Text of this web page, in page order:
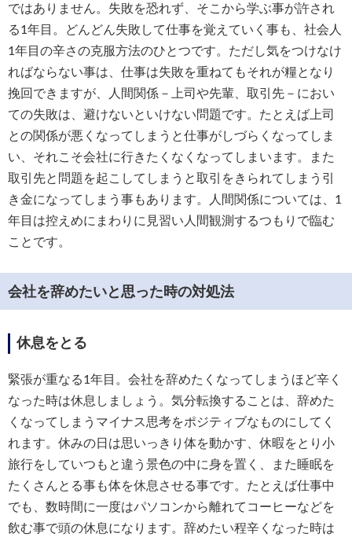
ではありません。失敗を恐れず、そこから学ぶ事が許され
る1年目。どんどん失敗して仕事を覚えていく事も、社会人
1年目の辛さの克服方法のひとつです。ただし気をつけなけ
ればならない事は、仕事は失敗を重ねてもそれが糧となり
挽回できますが、人間関係－上司や先輩、取引先－におい
ての失敗は、避けないといけない問題です。たとえば上司
との関係が悪くなってしまうと仕事がしづらくなってしま
い、それこそ会社に行きたくなくなってしまいます。また
取引先と問題を起こしてしまうと取引をきられてしまう引
き金になってしまう事もあります。人間関係については、1
年目は控えめにまわりに見習い人間観測するつもりで臨む
ことです。
会社を辞めたいと思った時の対処法
休息をとる
緊張が重なる1年目。会社を辞めたくなってしまうほど辛く
なった時は休息しましょう。気分転換することは、辞めた
くなってしまうマイナス思考をポジティブなものにしてく
れます。休みの日は思いっきり体を動かす、休暇をとり小
旅行をしていつもと違う景色の中に身を置く、また睡眠を
たくさんとる事も体を休息させる事です。たとえば仕事中
でも、数時間に一度はパソコンから離れてコーヒーなどを
飲む事で頭の休息になります。辞めたい程辛くなった時は